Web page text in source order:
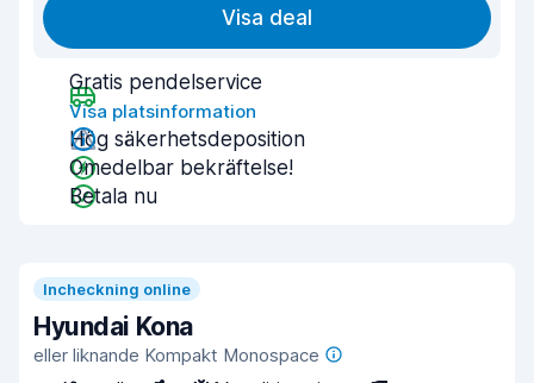
Visa deal
Gratis pendelservice
Visa platsinformation
Hög säkerhetsdeposition
Omedelbar bekräftelse!
Betala nu
Incheckning online
Hyundai Kona
eller liknande Kompakt Monospace